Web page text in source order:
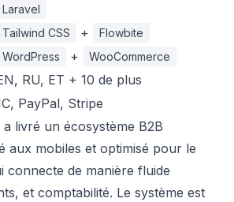
Laravel
Tailwind CSS + Flowbite
WordPress + WooCommerce
RU, ET + 10 de plus
PayPal, Stripe
a livré un écosystème B2B
aux mobiles et optimisé pour le
connecte de manière fluide
et comptabilité. Le système est